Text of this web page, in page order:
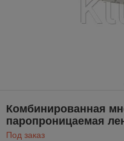
Комбинированная
паропроницаемая
Под заказ